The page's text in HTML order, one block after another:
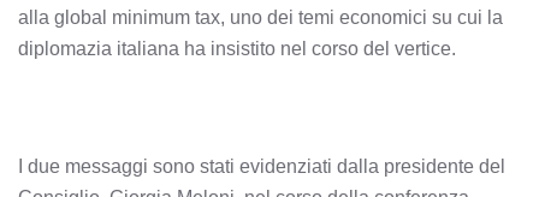
alla global minimum tax, uno dei temi economici su cui la
diplomazia italiana ha insistito nel corso del vertice.
I due messaggi sono stati evidenziati dalla presidente del